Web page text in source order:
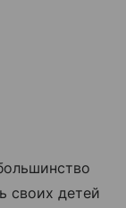
своих детей